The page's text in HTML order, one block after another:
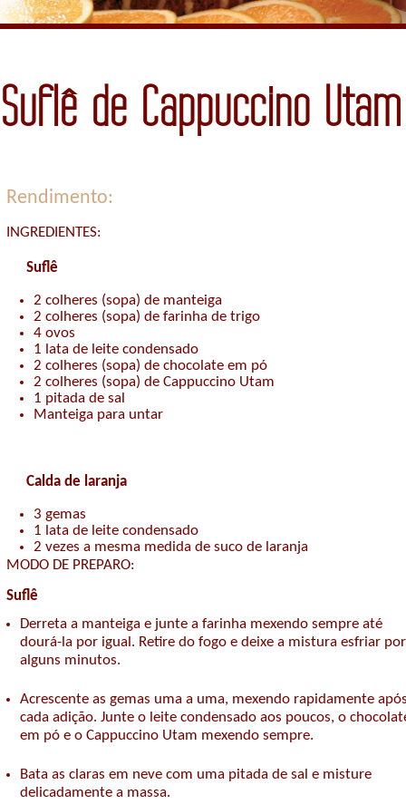
Suflê de Cappuccino Utam
Rendimento:
INGREDIENTES:
Suflê
2 colheres (sopa) de manteiga
2 colheres (sopa) de farinha de trigo
4 ovos
1 lata de leite condensado
2 colheres (sopa) de chocolate em pó
2 colheres (sopa) de Cappuccino Utam
1 pitada de sal
Manteiga para untar
Calda de laranja
3 gemas
1 lata de leite condensado
2 vezes a mesma medida de suco de laranja
MODO DE PREPARO:
Suflê
Derreta a manteiga e junte a farinha mexendo sempre até
dourá-la por igual. Retire do fogo e deixe a mistura esfriar por
alguns minutos.
Acrescente as gemas uma a uma, mexendo rapidamente
cada adição. Junte o leite condensado aos poucos, o
em pó e o Cappuccino Utam mexendo sempre.
Bata as claras em neve com uma pitada de sal e misture
delicadamente a massa.